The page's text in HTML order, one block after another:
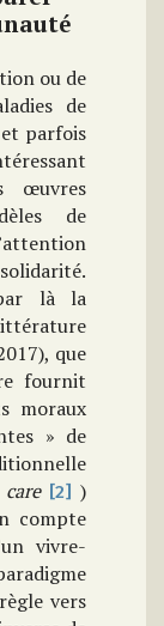
ou de
de
parfois
œuvres
de
là la
que
fournit
moraux
» de
care [2] )
compte
vivre-
vers